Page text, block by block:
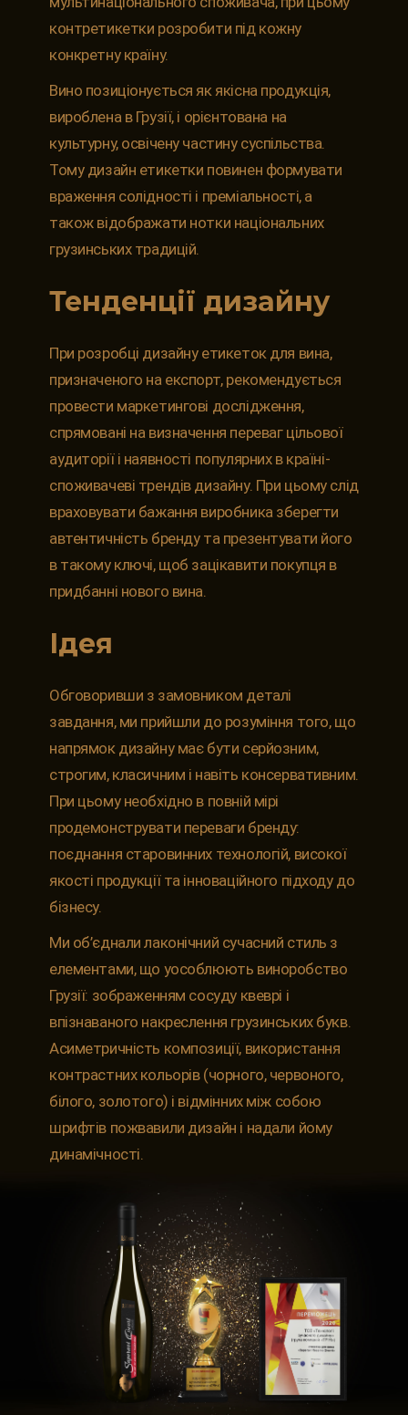
контретикетки розробити під кожну
конкретну країну.
Вино позиціонується як якісна продукція,
вироблена в Грузії, і орієнтована на
культурну, освічену частину суспільства.
Тому дизайн етикетки повинен формувати
враження солідності і преміальності, а
також відображати нотки національних
грузинських традицій.
Тенденції дизайну
При розробці дизайну етикеток для вина,
призначеного на експорт, рекомендується
провести маркетингові дослідження,
спрямовані на визначення переваг цільової
аудиторії і наявності популярних в країні-
споживачеві трендів дизайну. При цьому слід
враховувати бажання виробника зберегти
автентичність бренду та презентувати його
в такому ключі, щоб зацікавити покупця в
придбанні нового вина.
Ідея
Обговоривши з замовником деталі
завдання, ми прийшли до розуміння того, що
напрямок дизайну має бути серйозним,
строгим, класичним і навіть консервативним.
При цьому необхідно в повній мірі
продемонструвати переваги бренду:
поєднання старовинних технологій, високої
якості продукції та інноваційного підходу до
бізнесу.
Ми об’єднали лаконічний сучасний стиль з
елементами, що уособлюють виноробство
Грузії: зображенням сосуду квеврі і
впізнаваного накреслення грузинських букв.
Асиметричність композиції, використання
контрастних кольорів (чорного, червоного,
білого, золотого) і відмінних між собою
шрифтів пожвавили дизайн і надали йому
динамічності.